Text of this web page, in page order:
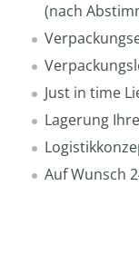
(nach
Just in time
Lagerung
Auf Wunsch